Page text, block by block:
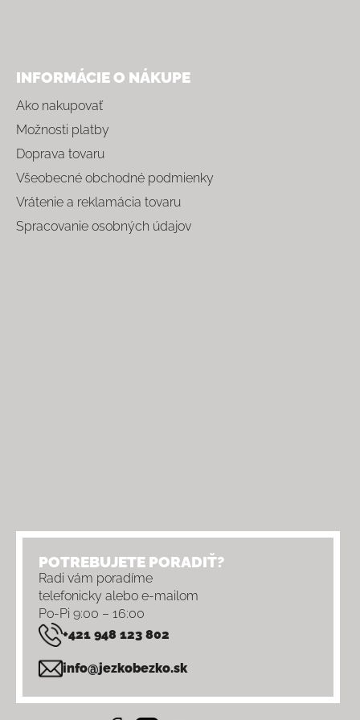
INFORMÁCIE O NÁKUPE
Ako nakupovať
Možnosti platby
Doprava tovaru
Všeobecné obchodné podmienky
Vrátenie a reklamácia tovaru
Spracovanie osobných údajov
POTREBUJETE PORADIŤ?
Radi vám poradíme
telefonicky alebo e-mailom
Po-Pi 9:00 – 16:00
+421 948 123 802
info@jezkobezko.sk